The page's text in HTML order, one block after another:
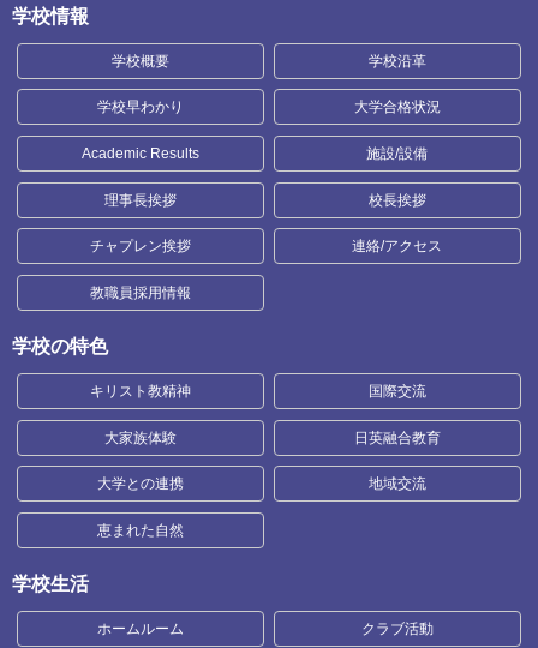
学校情報
学校概要 学校沿革
学校早わかり 大学合格状況
Academic Results 施設/設備
理事長挨拶 校長挨拶
チャプレン挨拶 連絡/アクセス
教職員採用情報
学校の特色
キリスト教精神 国際交流
大家族体験 日英融合教育
大学との連携 地域交流
恵まれた自然
学校生活
ホームルーム クラブ活動